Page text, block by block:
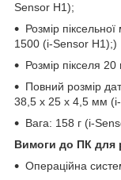
Sensor H1);
Розмір
1500 (i-Sensor H1);)
Розмір пікселя
Повний розмір
38,5 х 25 х 4,5 мм
Вага: 158 г (i-
Вимоги до ПК для
Операційна